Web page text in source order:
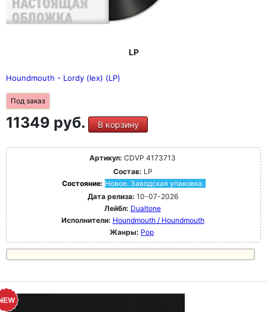
LP
Houndmouth - Lordy (Iex) (LP)
Под заказ
11349 руб. В корзину
Артикул: CDVP 4173713
Состав: LP
Состояние: Новое. Заводская упаковка.
Дата релиза: 10-07-2026
Лейбл: Dualtone
Исполнители: Houndmouth / Houndmouth
Жанры: Pop